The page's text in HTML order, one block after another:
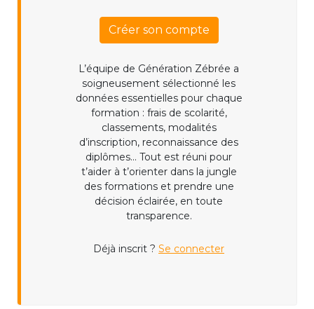
Créer son compte
L’équipe de Génération Zébrée a
soigneusement sélectionné les
données essentielles pour chaque
formation : frais de scolarité,
classements, modalités
d’inscription, reconnaissance des
diplômes... Tout est réuni pour
t’aider à t’orienter dans la jungle
des formations et prendre une
décision éclairée, en toute
transparence.
Déjà inscrit ? Se connecter